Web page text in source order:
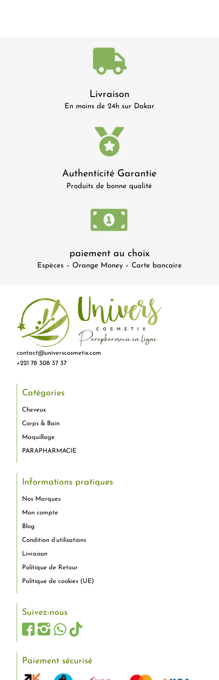
Livraison
En moins de 24h sur Dakar
Authenticité Garantie
Produits de bonne qualité
paiement au choix
Espèces – Orange Money – Carte bancaire
contact@universcosmetix.com
+221 78 308 37 37
Catégories
Cheveux
Corps & Bain
Maquillage
PARAPHARMACIE
Informations pratiques
Nos Marques
Mon compte
Blog
Condition d’utilisations
Livraison
Politique de Retour
Politique de cookies (UE)
Suivez-nous
Paiement sécurisé